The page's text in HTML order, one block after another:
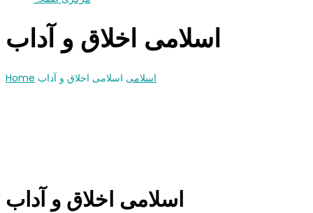
اسلامی اخلاق و آداب
Home اسلامی اسلامی اخلاق و آداب
اسلامی اخلاق و آداب